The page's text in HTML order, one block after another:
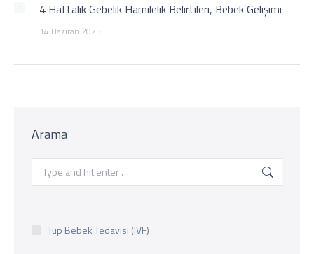
4 Haftalık Gebelik Hamilelik Belirtileri, Bebek Gelişimi
14 Haziran 2025
Arama
Search:
Tüp Bebek Tedavisi (IVF)